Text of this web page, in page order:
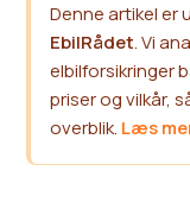
Denne artikel er
EbilRådet. Vi
elbilforsikringer
priser og vilkår,
overblik. Læs